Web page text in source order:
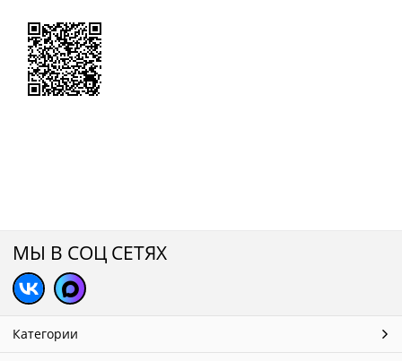
МЫ В СОЦ СЕТЯХ
Категории